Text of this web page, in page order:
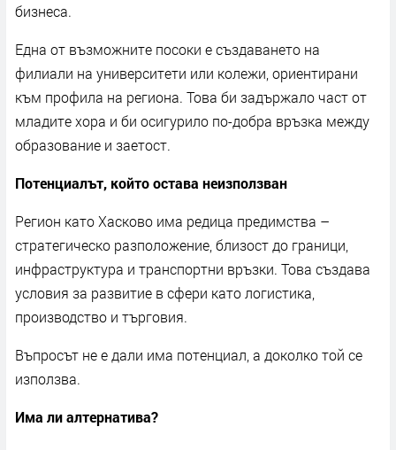
бизнеса.
Една от възможните посоки е създаването на
филиали на университети или колежи, ориентирани
към профила на региона. Това би задържало част от
младите хора и би осигурило по-добра връзка между
образование и заетост.
Потенциалът, който остава неизползван
Регион като Хасково има редица предимства –
стратегическо разположение, близост до граници,
инфраструктура и транспортни връзки. Това създава
условия за развитие в сфери като логистика,
производство и търговия.
Въпросът не е дали има потенциал, а доколко той се
използва.
Има ли алтернатива?